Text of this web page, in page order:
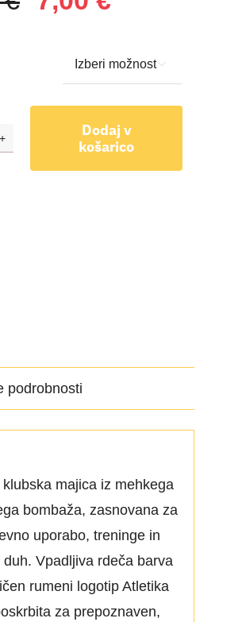

Dodaj v
košarico
podrobnosti
majica iz mehkega
bombaža, zasnovana za
uporabo, treninge in
duh. Vpadljiva rdeča barva
rumeni logotip Atletika
za prepoznaven,